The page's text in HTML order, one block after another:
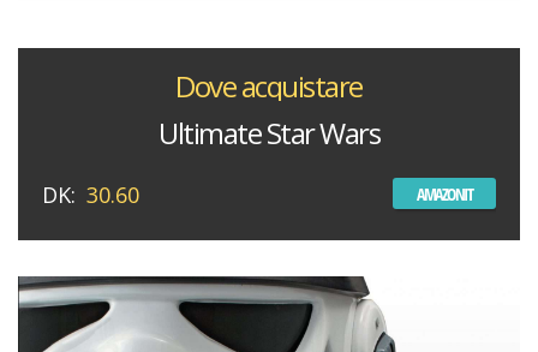
Dove acquistare
Ultimate Star Wars
DK: 30.60 AMAZONIT